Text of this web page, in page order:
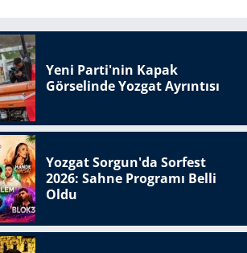
Yeni Parti'nin Kapak
Görselinde Yozgat Ayrıntısı
Yozgat Sorgun'da Sorfest
2026: Sahne Programı Belli
Oldu